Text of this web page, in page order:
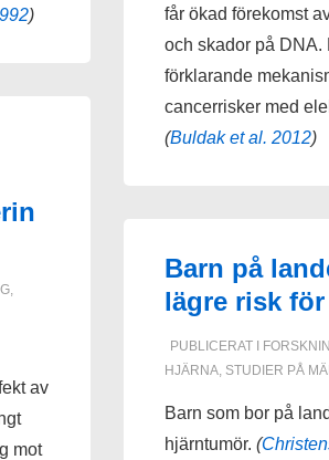
)
,
av
mot
får ökad förekomst
och skador på DNA.
förklarande
cancerrisker med
(Buldak et al. 2012)
Barn på
lägre risk
PUBLICERAT I
HJÄRNA, STUDIER PÅ
Barn som bor på
hjärntumör. (